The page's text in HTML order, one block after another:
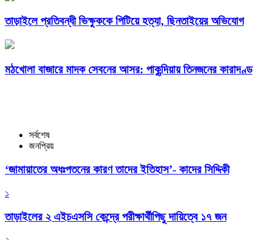
তাড়াইলে প্রতিবন্ধী ভিক্ষুককে পিটিয়ে হত্যা, ছিনতাইয়ের অভিযোগ
মঠখোলা বাজারে মাদক সেবনের আসর: পাকুন্দিয়ায় তিনজনের কারাদণ্ড
সর্বশেষ
জনপ্রিয়
‘জামায়াতের অধঃপতনের কারণ তাদের ইতিহাস’- কাদের সিদ্দিকী
১
তাড়াইলের ২ এইচএসসি কেন্দ্রে পরীক্ষার্থীপিছু দায়িত্বে ১৭ জন